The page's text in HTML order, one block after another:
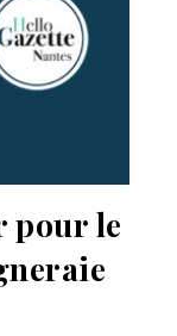
pour le